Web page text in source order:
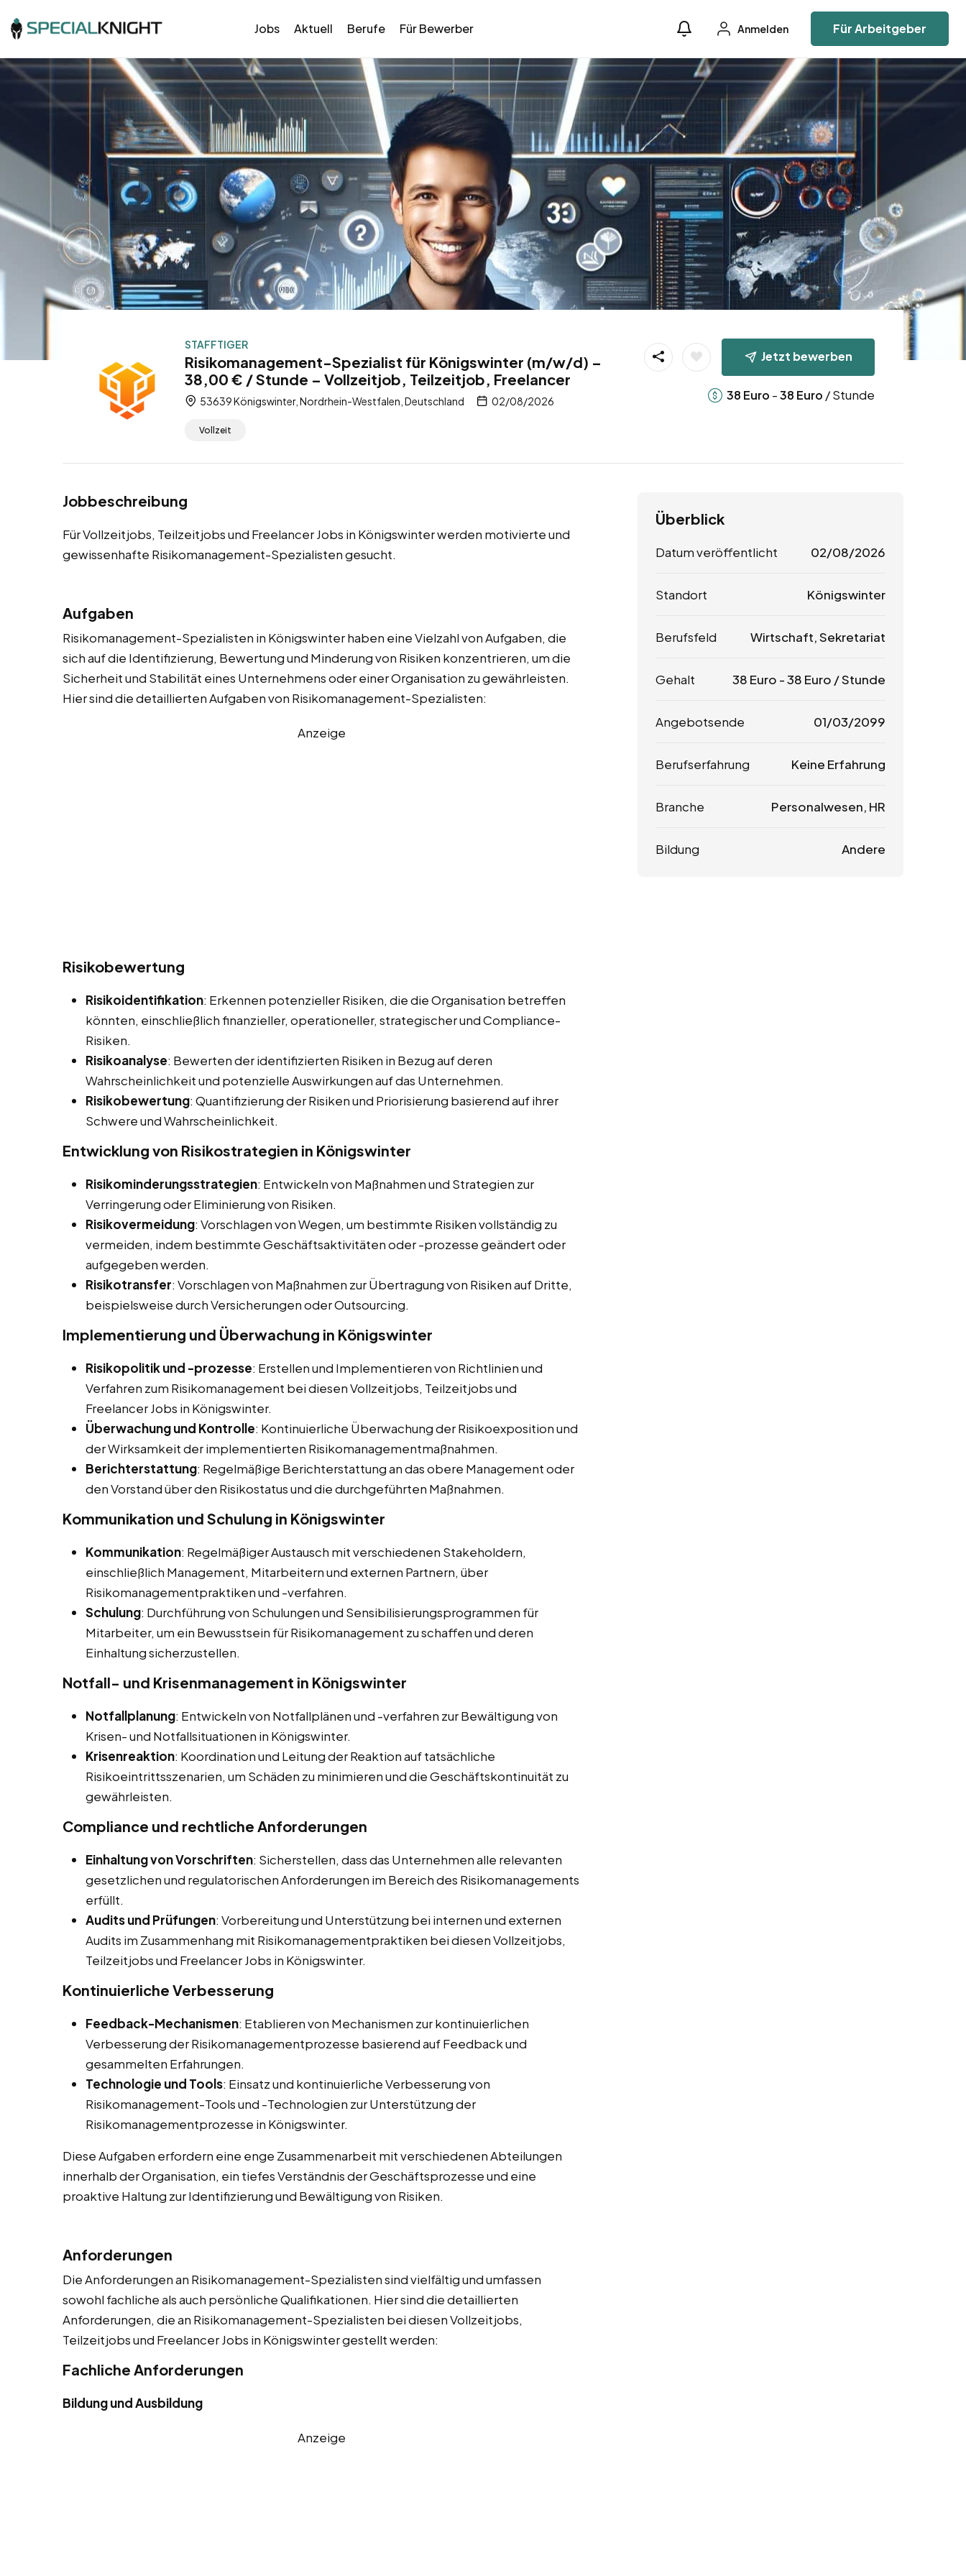
Jobs Aktuell Berufe Für Bewerber Anmelden Für Arbeitgeber
STAFFTIGER
Risikomanagement-Spezialist für Königswinter (m/w/d) –
38,00 € / Stunde – Vollzeitjob, Teilzeitjob, Freelancer
53639 Königswinter, Nordrhein-Westfalen, Deutschland 02/08/2026
Vollzeit
Jetzt bewerben
38 Euro -38 Euro / Stunde
Jobbeschreibung
Für Vollzeitjobs, Teilzeitjobs und Freelancer Jobs in Königswinter werden motivierte und
gewissenhafte Risikomanagement-Spezialisten gesucht.
Aufgaben
Risikomanagement-Spezialisten in Königswinter haben eine Vielzahl von Aufgaben, die
sich auf die Identifizierung, Bewertung und Minderung von Risiken konzentrieren, um die
Sicherheit und Stabilität eines Unternehmens oder einer Organisation zu gewährleisten.
Hier sind die detaillierten Aufgaben von Risikomanagement-Spezialisten:
Anzeige
Risikobewertung
Risikoidentifikation: Erkennen potenzieller Risiken, die die Organisation betreffen
könnten, einschließlich finanzieller, operationeller, strategischer und Compliance-
Risiken.
Risikoanalyse: Bewerten der identifizierten Risiken in Bezug auf deren
Wahrscheinlichkeit und potenzielle Auswirkungen auf das Unternehmen.
Risikobewertung: Quantifizierung der Risiken und Priorisierung basierend auf ihrer
Schwere und Wahrscheinlichkeit.
Entwicklung von Risikostrategien in Königswinter
Risikominderungsstrategien: Entwickeln von Maßnahmen und Strategien zur
Verringerung oder Eliminierung von Risiken.
Risikovermeidung: Vorschlagen von Wegen, um bestimmte Risiken vollständig zu
vermeiden, indem bestimmte Geschäftsaktivitäten oder -prozesse geändert oder
aufgegeben werden.
Risikotransfer: Vorschlagen von Maßnahmen zur Übertragung von Risiken auf Dritte,
beispielsweise durch Versicherungen oder Outsourcing.
Implementierung und Überwachung in Königswinter
Risikopolitik und -prozesse: Erstellen und Implementieren von Richtlinien und
Verfahren zum Risikomanagement bei diesen Vollzeitjobs, Teilzeitjobs und
Freelancer Jobs in Königswinter.
Überwachung und Kontrolle: Kontinuierliche Überwachung der Risikoexposition und
der Wirksamkeit der implementierten Risikomanagementmaßnahmen.
Berichterstattung: Regelmäßige Berichterstattung an das obere Management oder
den Vorstand über den Risikostatus und die durchgeführten Maßnahmen.
Kommunikation und Schulung in Königswinter
Kommunikation: Regelmäßiger Austausch mit verschiedenen Stakeholdern,
einschließlich Management, Mitarbeitern und externen Partnern, über
Risikomanagementpraktiken und -verfahren.
Schulung: Durchführung von Schulungen und Sensibilisierungsprogrammen für
Mitarbeiter, um ein Bewusstsein für Risikomanagement zu schaffen und deren
Einhaltung sicherzustellen.
Notfall- und Krisenmanagement in Königswinter
Notfallplanung: Entwickeln von Notfallplänen und -verfahren zur Bewältigung von
Krisen- und Notfallsituationen in Königswinter.
Krisenreaktion: Koordination und Leitung der Reaktion auf tatsächliche
Risikoeintrittsszenarien, um Schäden zu minimieren und die Geschäftskontinuität zu
gewährleisten.
Compliance und rechtliche Anforderungen
Einhaltung von Vorschriften: Sicherstellen, dass das Unternehmen alle relevanten
gesetzlichen und regulatorischen Anforderungen im Bereich des Risikomanagements
erfüllt.
Audits und Prüfungen: Vorbereitung und Unterstützung bei internen und externen
Audits im Zusammenhang mit Risikomanagementpraktiken bei diesen Vollzeitjobs,
Teilzeitjobs und Freelancer Jobs in Königswinter.
Kontinuierliche Verbesserung
Feedback-Mechanismen: Etablieren von Mechanismen zur kontinuierlichen
Verbesserung der Risikomanagementprozesse basierend auf Feedback und
gesammelten Erfahrungen.
Technologie und Tools: Einsatz und kontinuierliche Verbesserung von
Risikomanagement-Tools und -Technologien zur Unterstützung der
Risikomanagementprozesse in Königswinter.
Diese Aufgaben erfordern eine enge Zusammenarbeit mit verschiedenen Abteilungen
innerhalb der Organisation, ein tiefes Verständnis der Geschäftsprozesse und eine
proaktive Haltung zur Identifizierung und Bewältigung von Risiken.
Anforderungen
Die Anforderungen an Risikomanagement-Spezialisten sind vielfältig und umfassen
sowohl fachliche als auch persönliche Qualifikationen. Hier sind die detaillierten
Anforderungen, die an Risikomanagement-Spezialisten bei diesen Vollzeitjobs,
Teilzeitjobs und Freelancer Jobs in Königswinter gestellt werden:
Fachliche Anforderungen
Bildung und Ausbildung
Anzeige
Überblick
Datum veröffentlicht 02/08/2026
Standort Königswinter
Berufsfeld Wirtschaft, Sekretariat
Gehalt 38 Euro -38 Euro / Stunde
Angebotsende 01/03/2099
Berufserfahrung Keine Erfahrung
Branche Personalwesen, HR
Bildung Andere